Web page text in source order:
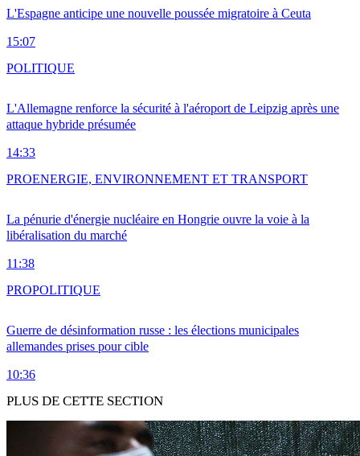
L'Espagne anticipe une nouvelle poussée migratoire à Ceuta
15:07
L'Allemagne renforce la sécurité à l'aéroport de Leipzig après une
attaque hybride présumée
14:33
POLITIQUE
La pénurie d'énergie nucléaire en Hongrie ouvre la voie à la
libéralisation du marché
11:38
PROENERGIE, ENVIRONNEMENT ET TRANSPORT
Guerre de désinformation russe : les élections municipales
allemandes prises pour cible
10:36
PROPOLITIQUE
PLUS DE CETTE SECTION